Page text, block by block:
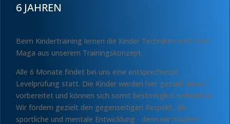
6 JAHREN
Beim Kindertraining lernen die Kinder Techniken vom Krav
Maga aus unserem Trainingskonzept.
Alle 6 Monate findet bei uns eine entsprechende
Levelprüfung statt. Die Kinder werden hier gezielt darauf
vorbereitet und können sich somit bestmöglich entwickeln.
Wir fördern gezielt den gegenseitigen Respekt, die
sportliche und mentale Entwicklung - denn wir machen